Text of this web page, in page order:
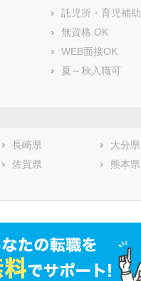
託児所・育児補助
無資格 OK
WEB面接OK
夏～秋入職可
長崎県
大分県
佐賀県
熊本県